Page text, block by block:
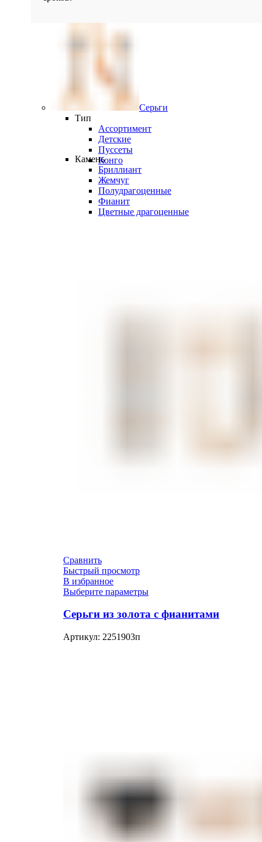
Серьги
Тип
Ассортимент
Детские
Пуссеты
Конго
Камень
Бриллиант
Жемчуг
Полудрагоценные
Фианит
Цветные драгоценные
Сравнить
Быстрый просмотр
В избранное
Выберите параметры
Серьги из золота с фианитами
Артикул: 2251903п